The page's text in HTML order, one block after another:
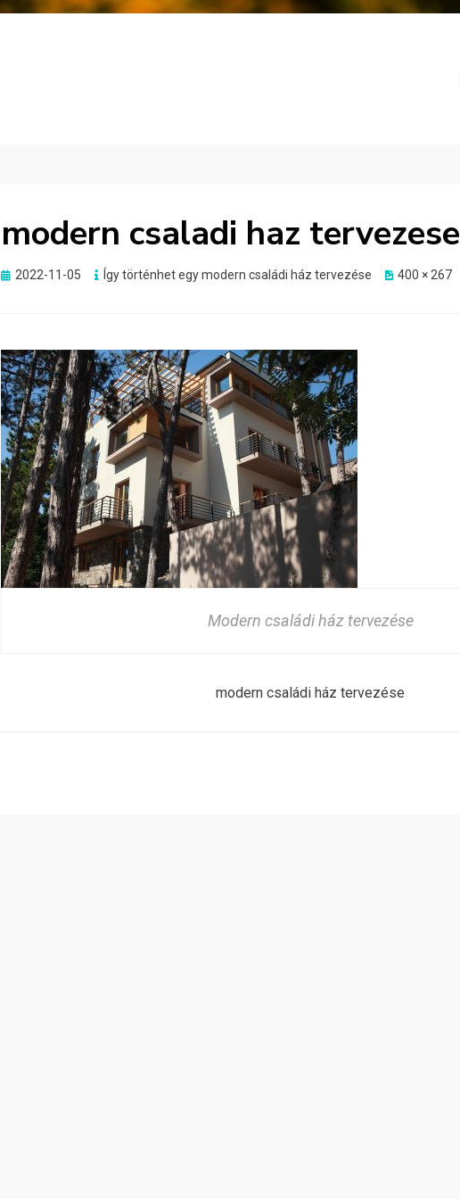
modern csaladi haz tervezese
Posted
2022-11-05 Így történhet egy modern családi ház tervezése 400 × 267
Modern családi ház tervezése
modern családi ház tervezése